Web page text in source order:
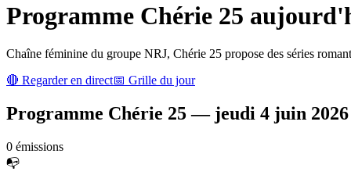
Programme Chérie 25
Chaîne féminine du groupe NRJ, Chérie 25 propose des séries
🔴 Regarder en direct📅 Grille du jour
Programme Chérie 25— jeudi 4 juin 2026
0 émissions
📭